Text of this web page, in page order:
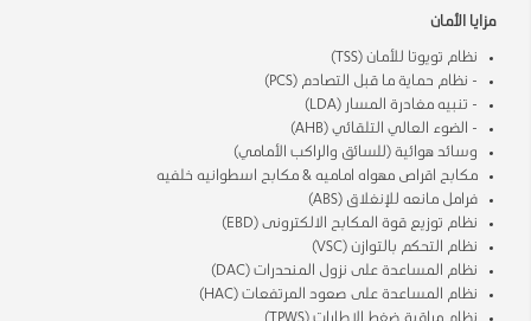
مزايا الأمان
نظام تويوتا للأمان (TSS)
- نظام حماية ما قبل التصادم (PCS)
- تنبيه مغادرة المسار (LDA)
- الضوء العالي التلقائي (AHB)
وسائد هوائية (للسائق والراكب الأمامي)
مكابح اقراص مهواه اماميه & مكابح اسطوانيه خلفيه
فرامل مانعه للإنغلاق (ABS)
نظام توزيع قوة المكابح الالكترونى (EBD)
نظام التحكم بالتوازن (VSC)
نظام المساعدة على نزول المنحدرات (DAC)
نظام المساعدة على صعود المرتفعات (HAC)